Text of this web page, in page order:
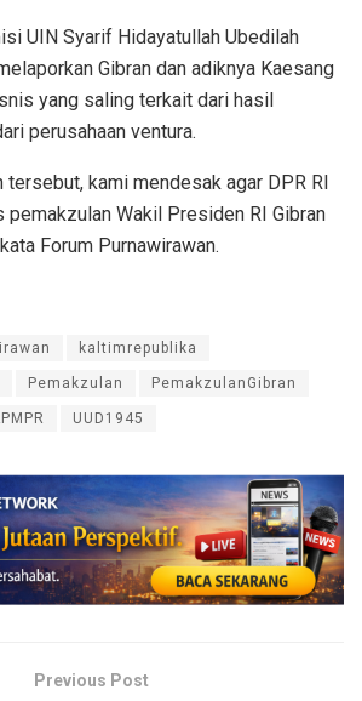
UIN Syarif Hidayatullah Ubedilah
Gibran dan adiknya Kaesang
yang saling terkait dari hasil
perusahaan ventura.
tersebut, kami mendesak agar DPR RI
Wakil Presiden RI Gibran
Forum Purnawirawan.
kaltimrepublika
Pemakzulan PemakzulanGibran
UUD1945
Previous Post